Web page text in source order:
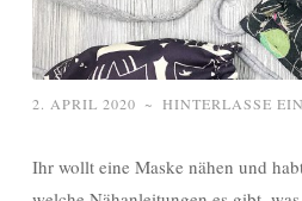
2. APRIL 2020 ~ HINTERLASSE
Ihr wollt eine Maske nähen und